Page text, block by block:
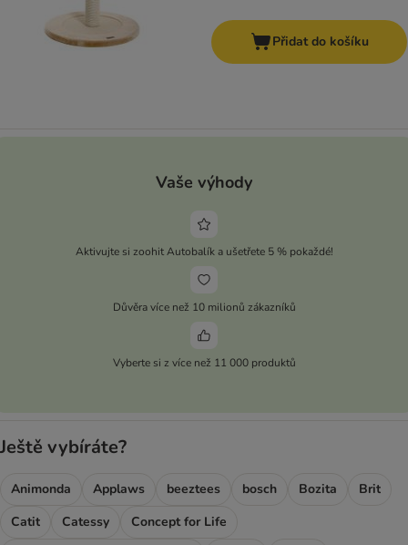
Přidat do košíku
Vaše výhody
Aktivujte si zoohit Autobalík a ušetřete 5 % pokaždé!
Důvěra více než 10 milionů zákazníků
Vyberte si z více než 11 000 produktů
Ještě vybíráte?
Animonda Applaws beeztees bosch Bozita
Brit
Catit
Catessy
Concept for Life